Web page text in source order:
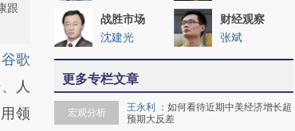
跟
方
谷歌
人
领
战胜市场
沈建光
财经观察
张斌
更多专栏文章
宏观分析 王永利 ： 如何看待近期中美经济增长超
预期大反差